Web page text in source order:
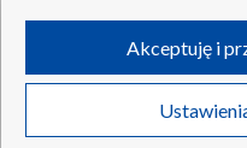
Informacje o nadawcy
Program dla prasy
Ogłoszenie przetargowe
©2026 Telewizja
ruchu w Internecie.
Twoje dane osobowe zbierane
poszczególnych serwisówna
Akceptuję i